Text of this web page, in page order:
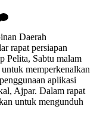
Daerah
rapat persiapan
Pelita, Sabtu malam
memperkenalkan
aplikasi
Ajpar. Dalam rapat
untuk mengunduh